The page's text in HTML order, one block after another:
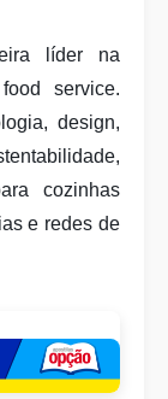
líder na
service.
design,
cozinhas
e redes de